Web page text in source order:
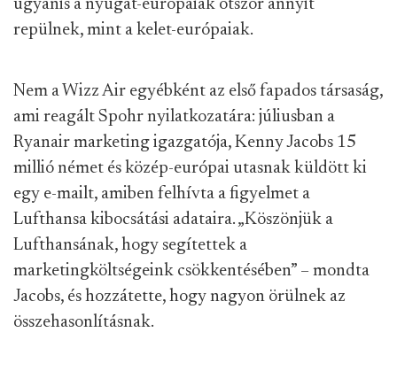
ugyanis a nyugat-európaiak ötször annyit
repülnek, mint a kelet-európaiak.
Nem a Wizz Air egyébként az első fapados társaság,
ami reagált Spohr nyilatkozatára: júliusban a
Ryanair marketing igazgatója, Kenny Jacobs 15
millió német és közép-európai utasnak küldött ki
egy e-mailt, amiben felhívta a figyelmet a
Lufthansa kibocsátási adataira. „Köszönjük a
Lufthansának, hogy segítettek a
marketingköltségeink csökkentésében” – mondta
Jacobs, és hozzátette, hogy nagyon örülnek az
összehasonlításnak.